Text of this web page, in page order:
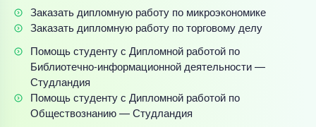
Заказать дипломную работу по микроэкономике
Заказать дипломную работу по торговому делу
Помощь студенту с Дипломной работой по
Библиотечно-информационной деятельности —
Студландия
Помощь студенту с Дипломной работой по
Обществознанию — Студландия